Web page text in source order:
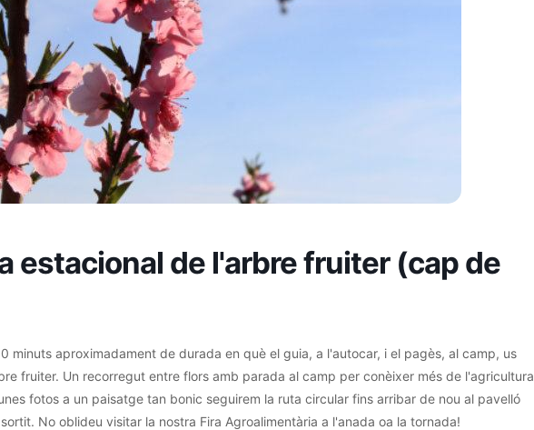
estacional de l'arbre fruiter (cap de
minuts aproximadament de durada en què el guia, a l'autocar, i el pagès, al camp, us
fruiter. Un recorregut entre flors amb parada al camp per conèixer més de l'agricultura
fotos a un paisatge tan bonic seguirem la ruta circular fins arribar de nou al pavelló
No oblideu visitar la nostra Fira Agroalimentària a l'anada oa la tornada!